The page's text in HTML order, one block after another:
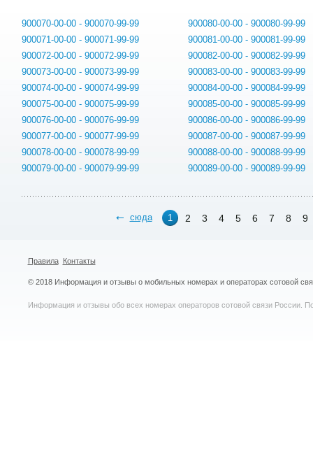
900070-00-00 - 900070-99-99
900071-00-00 - 900071-99-99
900072-00-00 - 900072-99-99
900073-00-00 - 900073-99-99
900074-00-00 - 900074-99-99
900075-00-00 - 900075-99-99
900076-00-00 - 900076-99-99
900077-00-00 - 900077-99-99
900078-00-00 - 900078-99-99
900079-00-00 - 900079-99-99
900080-00-00 - 900080-99-99
900081-00-00 - 900081-99-99
900082-00-00 - 900082-99-99
900083-00-00 - 900083-99-99
900084-00-00 - 900084-99-99
900085-00-00 - 900085-99-99
900086-00-00 - 900086-99-99
900087-00-00 - 900087-99-99
900088-00-00 - 900088-99-99
900089-00-00 - 900089-99-99
сюда 1 2 3 4 5 6 7 8 9
Правила Контакты
© 2018 Информация и отзывы о мобильных номерах и операторах сотовой
Информация и отзывы обо всех номерах операторов сотовой связи России.